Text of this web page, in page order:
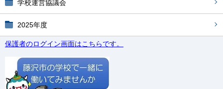
学校運営協議会
2025年度
保護者のログイン画面はこちらです。